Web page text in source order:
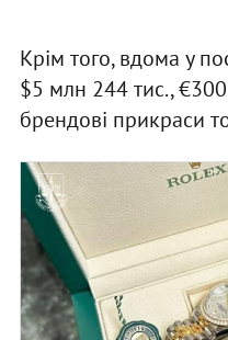
Крім того, вдома у
$5 млн 244 тис.,
брендові прикраси